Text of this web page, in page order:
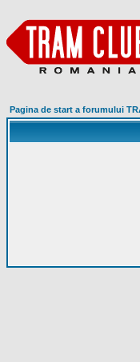
Pagina de start a forumului